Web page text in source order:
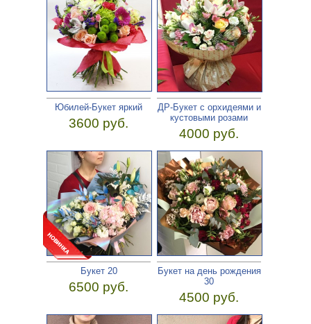
Юбилей-Букет яркий
3600 руб.
ДР-Букет с орхидеями и
кустовыми розами
4000 руб.
Букет 20
6500 руб.
Букет на день рождения
30
4500 руб.